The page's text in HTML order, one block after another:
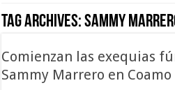
Tag Archives:Sammy
Comienzan las exequias
Sammy Marrero en Coamo